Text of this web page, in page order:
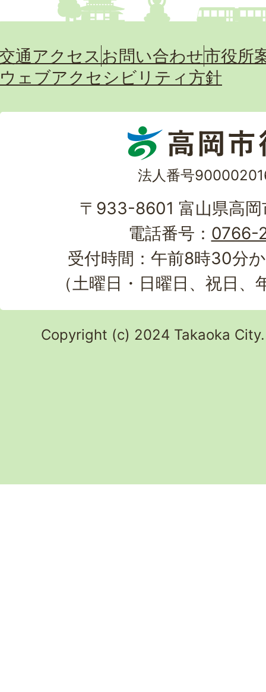
通アクセス お問い合わせ市役所
ウェブアクセシビリティ方針
法人番号
〒933-8601 富山県高
電話番号： 0766-
受付時間：午前8時30分
（土曜日・日曜日、祝日
Copyright (c) 2024 Takaoka